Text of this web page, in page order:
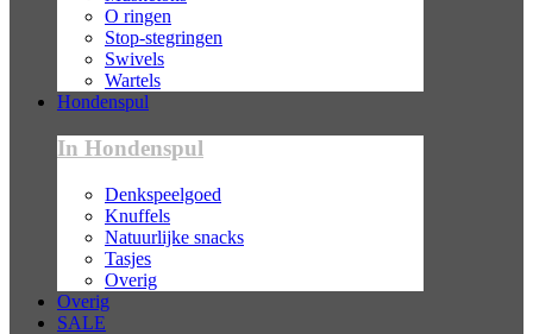
O ringen
Stop-stegringen
Swivels
Wartels
Hondenspul
In Hondenspul
Denkspeelgoed
Knuffels
Natuurlijke snacks
Tasjes
Overig
Overig
SALE